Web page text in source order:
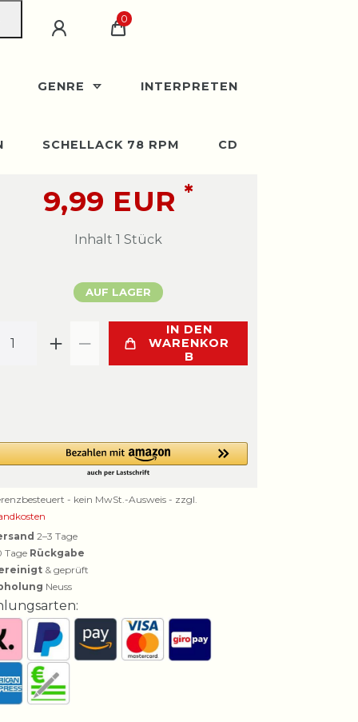
0
GENRE INTERPRETEN
SCHELLACK 78 RPM CD
9,99 EUR *
Inhalt 1 Stück
AUF LAGER
IN DEN
WARENKOR
B
- kein MwSt.-Ausweis - zzgl.
2–3 Tage
Tage Rückgabe
& geprüft
Neuss